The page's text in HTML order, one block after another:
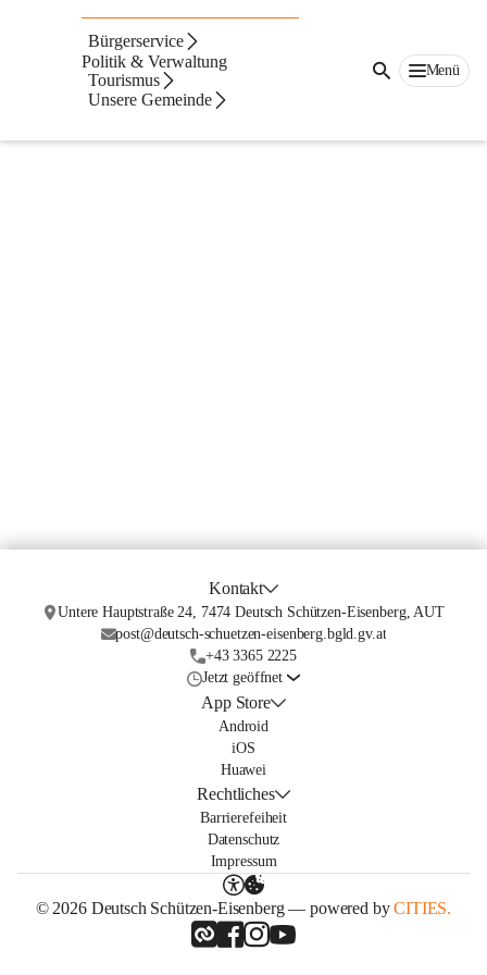
Bürgerservice
Politik & Verwaltung
Tourismus
Unsere Gemeinde
Menü
Aktuelles
Kontakt
Untere Hauptstraße 24, 7474 Deutsch Schützen-Eisenberg, AUT
post@deutsch-schuetzen-eisenberg.bgld.gv.at
+43 3365 2225
Jetzt geöffnet
App Store
Android
iOS
Huawei
Rechtliches
Barrierefeiheit
Datenschutz
Impressum
© 2026 Deutsch Schützen-Eisenberg — powered byCITIES.